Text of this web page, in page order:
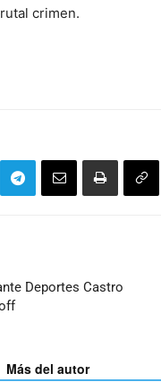
crimen.
Deportes Castro
Más del autor